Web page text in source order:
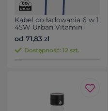
Kabel do ładowania 6 w 1
45W Urban Vitamin
Oakland
od 71,83 zł
Dostępność: 12 szt.